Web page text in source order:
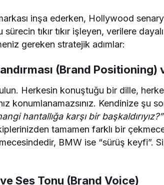
inşa ederken, Hollywood
tıkır tıkır işleyen, verilere
gereken stratejik adımlar:
(Brand Positioning)
Herkesin konuştuğu bir dille,
konumlanamazsınız. Kendinize şu
hantallığa karşı bir başkaldırıyız?”
tamamen farklı bir
BMW ise “sürüş keyfi”.
Ses Tonu (Brand Voice)